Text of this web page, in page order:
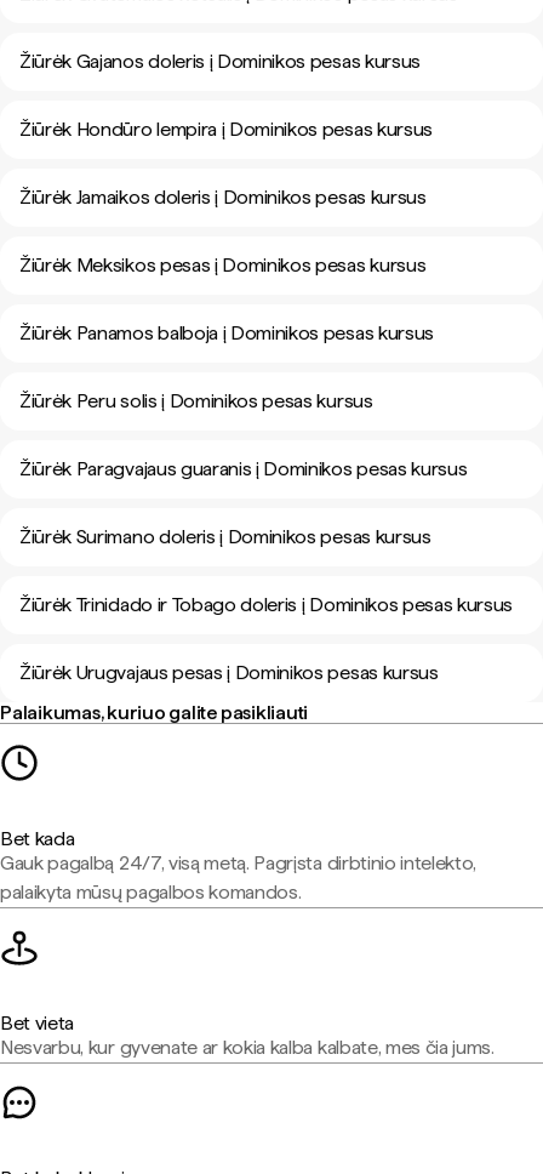
Žiūrėk Gajanos doleris į Dominikos pesas kursus
Žiūrėk Hondūro lempira į Dominikos pesas kursus
Žiūrėk Jamaikos doleris į Dominikos pesas kursus
Žiūrėk Meksikos pesas į Dominikos pesas kursus
Žiūrėk Panamos balboja į Dominikos pesas kursus
Žiūrėk Peru solis į Dominikos pesas kursus
Žiūrėk Paragvajaus guaranis į Dominikos pesas kursus
Žiūrėk Surimano doleris į Dominikos pesas kursus
Žiūrėk Trinidado ir Tobago doleris į Dominikos pesas kursus
Žiūrėk Urugvajaus pesas į Dominikos pesas kursus
Palaikumas, kuriuo galite pasikliauti
Bet kada
Gauk pagalbą 24/7, visą metą. Pagrįsta dirbtinio intelekto,
palaikyta mūsų pagalbos komandos.
Bet vieta
Nesvarbu, kur gyvenate ar kokia kalba kalbate, mes čia jums.